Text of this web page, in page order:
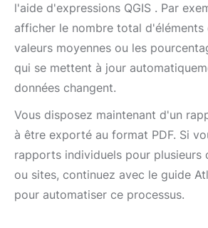
l'aide d'expressions QGIS . Par
afficher le nombre total d'éléments
valeurs moyennes ou les
qui se mettent à jour
données changent.
Vous disposez maintenant d'un
à être exporté au format PDF. Si
rapports individuels pour plusieurs
ou sites, continuez avec le guide
pour automatiser ce processus.